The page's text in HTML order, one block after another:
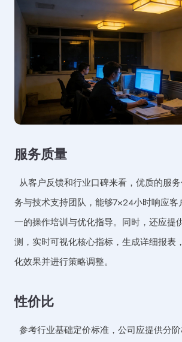
服务质量
从客户反馈和行业口碑来看，优质的服
务与技术支持团队，能够7×24小时响应
一的操作培训与优化指导。同时，还应提
测，实时可视化核心指标，生成详细报表
化效果并进行策略调整。
性价比
参考行业基础定价标准，公司应提供分